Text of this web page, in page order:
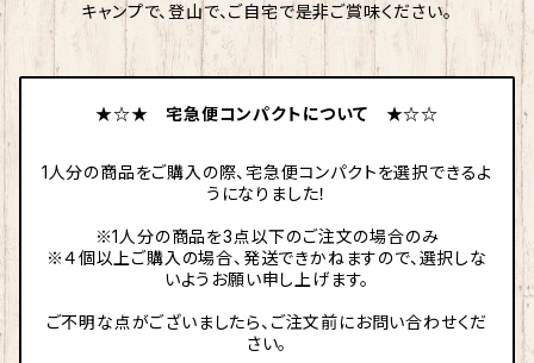
キャンプで、登山で、ご自宅で是非ご賞味ください。
★☆★ 宅急便コンパクトについて ★☆☆
1人分の商品をご購入の際、宅急便コンパクトを選択できるよ
うになりました！
※1人分の商品を3点以下のご注文の場合のみ
※４個以上ご購入の場合、発送できかねますので、選択しな
いようお願い申し上げます。
ご不明な点がございましたら、ご注文前にお問い合わせくだ
さい。